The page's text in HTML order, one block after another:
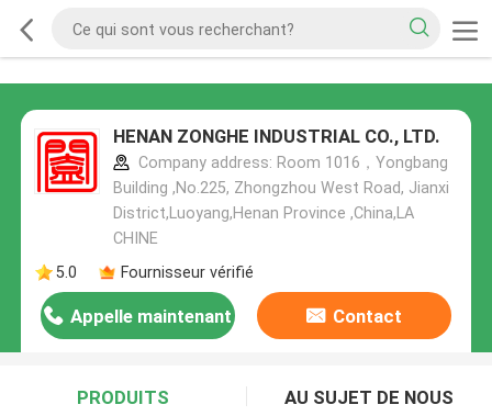
HENAN ZONGHE INDUSTRIAL CO., LTD.
Company address: Room 1016，Yongbang
Building ,No.225, Zhongzhou West Road, Jianxi
District,Luoyang,Henan Province ,China,LA
CHINE
5.0
Fournisseur vérifié
Appelle maintenant Contact
PRODUITS AU SUJET DE NOUS